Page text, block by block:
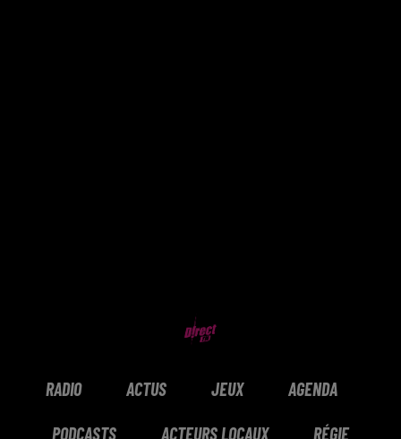
RADIO ACTUS JEUX AGENDA
PODCASTS ACTEURS LOCAUX RÉGIE